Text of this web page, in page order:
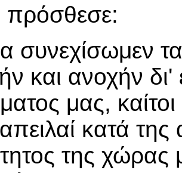
συνεχίσωμεν
και ανοχήν δι'
μας,
κατά της
της χώρας